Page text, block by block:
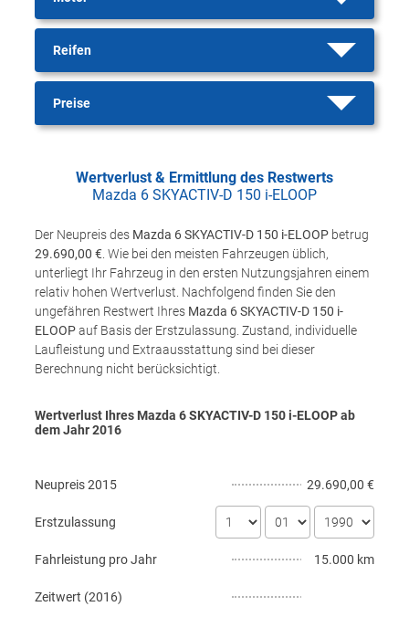
Reifen
Preise
Wertverlust & Ermittlung des Restwerts
Mazda 6 SKYACTIV-D 150 i-ELOOP
Der Neupreis des Mazda 6 SKYACTIV-D 150 i-ELOOP betrug
29.690,00 € . Wie bei den meisten Fahrzeugen üblich,
unterliegt Ihr Fahrzeug in den ersten Nutzungsjahren einem
relativ hohen Wertverlust. Nachfolgend finden Sie den
ungefähren Restwert Ihres Mazda 6 SKYACTIV-D 150 i-
ELOOPauf Basis der Erstzulassung. Zustand, individuelle
Laufleistung und Extraausstattung sind bei dieser
Berechnung nicht berücksichtigt.
Wertverlust Ihres Mazda 6 SKYACTIV-D 150 i-ELOOP ab
dem Jahr2016
Neupreis2015 29.690,00 €
Erstzulassung
Fahrleistung pro Jahr 15.000 km
Zeitwert (2016)